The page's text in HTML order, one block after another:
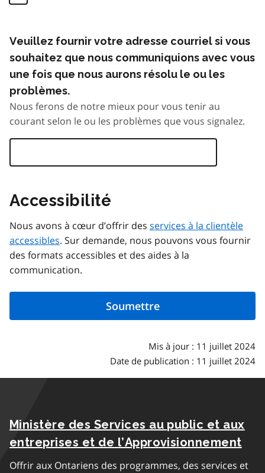
Veuillez fournir votre adresse courriel si vous
souhaitez que nous communiquions avec vous
une fois que nous aurons résolu le ou les
problèmes.
Nous ferons de notre mieux pour vous tenir au
courant selon le ou les problèmes que vous signalez.
Accessibilité
Nous avons à cœur d’offrir des services à la clientèle
accessibles. Sur demande, nous pouvons vous fournir
des formats accessibles et des aides à la
communication.
Mis à jour : 11 juillet 2024
Date de publication : 11 juillet 2024
Ministère des Services au public et aux
entreprises et de l’Approvisionnement
Offrir aux Ontariens des programmes, des services et